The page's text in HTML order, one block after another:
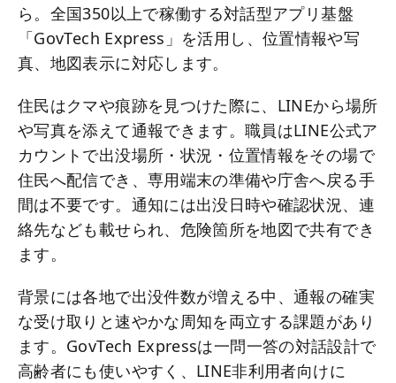
ら。全国350以上で稼働する対話型アプリ基盤
「GovTech Express」を活用し、位置情報や写
真、地図表示に対応します。
住民はクマや痕跡を見つけた際に、LINEから場所
や写真を添えて通報できます。職員はLINE公式ア
カウントで出没場所・状況・位置情報をその場で
住民へ配信でき、専用端末の準備や庁舎へ戻る手
間は不要です。通知には出没日時や確認状況、連
絡先なども載せられ、危険箇所を地図で共有でき
ます。
背景には各地で出没件数が増える中、通報の確実
な受け取りと速やかな周知を両立する課題があり
ます。GovTech Expressは一問一答の対話設計で
高齢者にも使いやすく、LINE非利用者向けに